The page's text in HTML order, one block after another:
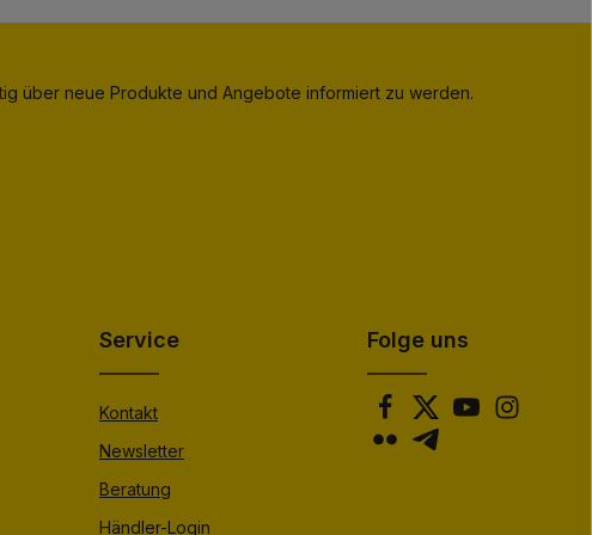
über neue Produkte und Angebote informiert zu werden.
Service
Kontakt
Newsletter
Beratung
Händler-Login
Folge uns